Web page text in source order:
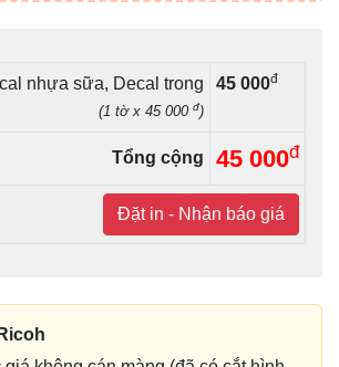
nhựa sữa, Decal trong
(1 tờ x 45 000 đ)
45 000đ
Tổng cộng 45 000đ
Đặt in - Nhận báo giá